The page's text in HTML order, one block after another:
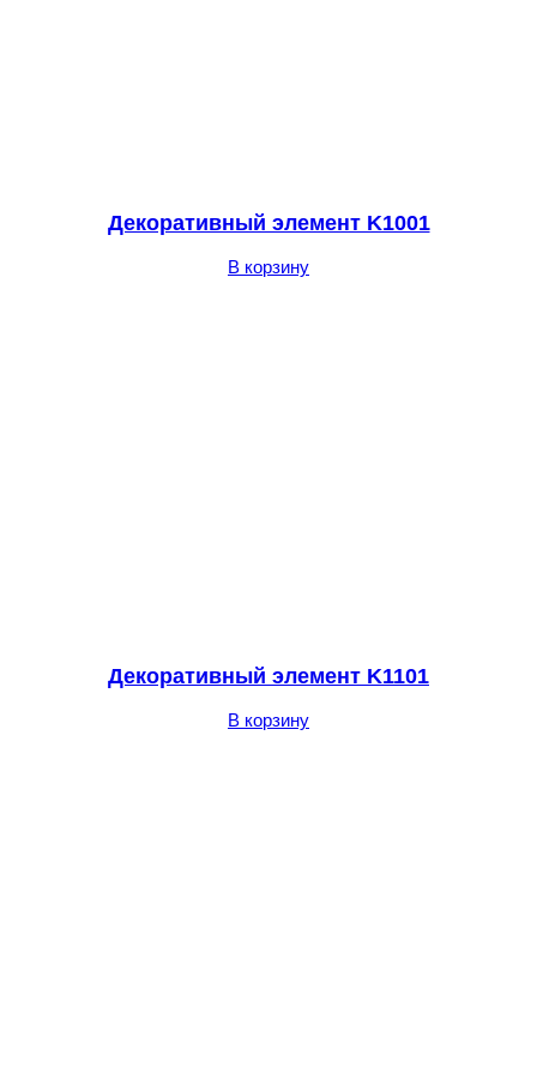
Декоративный элемент K1001
В корзину
Декоративный элемент K1101
В корзину